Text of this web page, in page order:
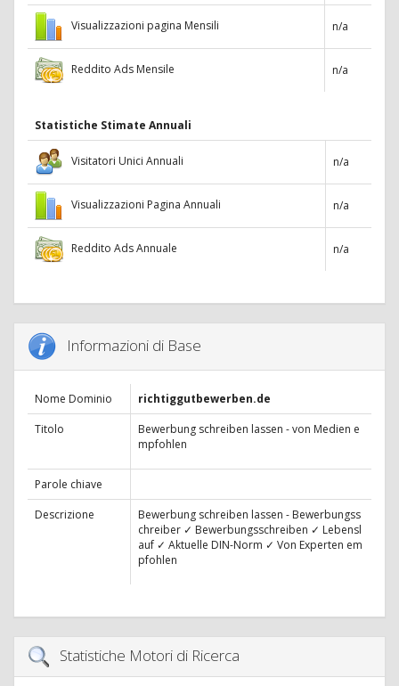
Visualizzazioni pagina Mensili n/a
Reddito Ads Mensile n/a
Statistiche Stimate Annuali
Visitatori Unici Annuali n/a
Visualizzazioni Pagina Annuali n/a
Reddito Ads Annuale n/a
Informazioni di Base
Nome Dominio
richtiggutbewerben.de
Titolo
Bewerbung schreiben lassen - von Medien e
mpfohlen
Parole chiave
Descrizione
Bewerbung schreiben lassen - Bewerbungss
chreiber ✓ Bewerbungsschreiben ✓ Lebensl
auf ✓ Aktuelle DIN-Norm ✓ Von Experten em
pfohlen
Statistiche Motori di Ricerca